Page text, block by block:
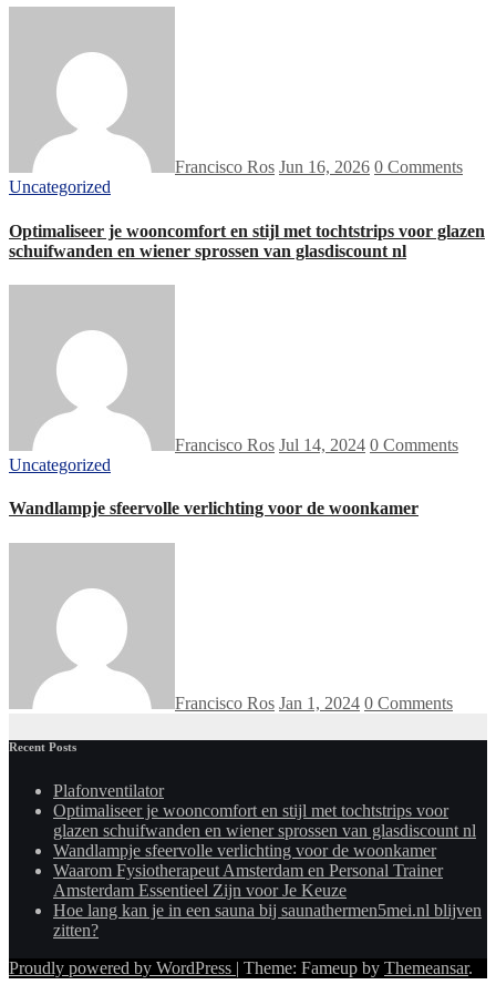
Francisco Ros Jun 16, 2026 0 Comments
Uncategorized
Optimaliseer je wooncomfort en stijl met tochtstrips voor glazen
schuifwanden en wiener sprossen van glasdiscount nl
Francisco Ros Jul 14, 2024 0 Comments
Uncategorized
Wandlampje sfeervolle verlichting voor de woonkamer
Francisco Ros Jan 1, 2024 0 Comments
Recent Posts
Plafonventilator
Optimaliseer je wooncomfort en stijl met tochtstrips voor
glazen schuifwanden en wiener sprossen van glasdiscount nl
Wandlampje sfeervolle verlichting voor de woonkamer
Waarom Fysiotherapeut Amsterdam en Personal Trainer
Amsterdam Essentieel Zijn voor Je Keuze
Hoe lang kan je in een sauna bij saunathermen5mei.nl blijven
zitten?
Proudly powered by WordPress
Theme: Fameup by Themeansar.